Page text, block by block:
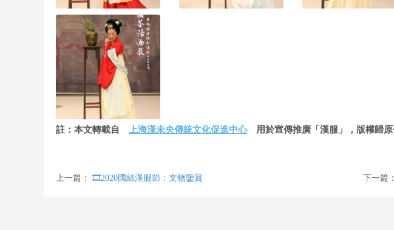
註：本文轉載自 上海漢未央傳統文化促進中心用於宣傳推廣「漢服」，版權歸原
上一篇： 🎞️2020國絲漢服節：文物鑒賞 下一篇